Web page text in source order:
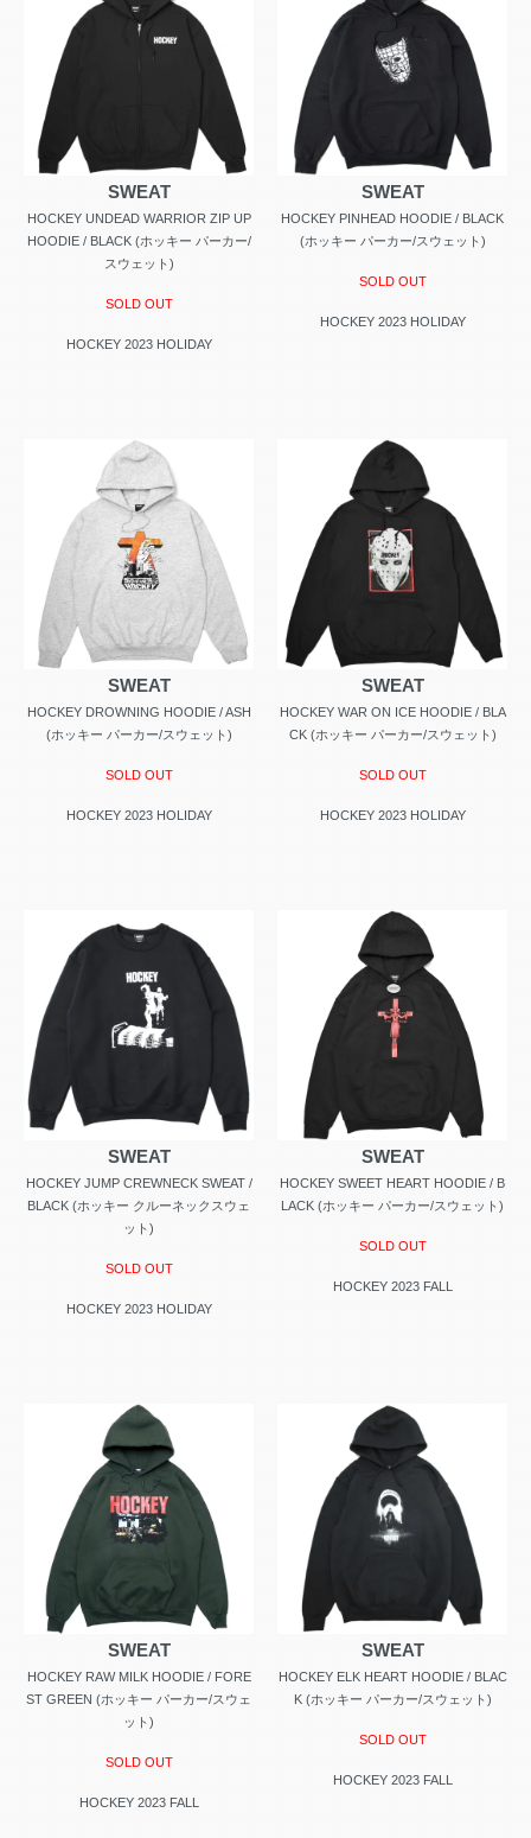
SWEAT
HOCKEY UNDEAD WARRIOR ZIP UP
HOODIE / BLACK (ホッキー パーカー/
スウェット)
SOLD OUT
HOCKEY 2023 HOLIDAY
SWEAT
HOCKEY PINHEAD HOODIE / BLACK
(ホッキー パーカー/スウェット)
SOLD OUT
HOCKEY 2023 HOLIDAY
SWEAT
HOCKEY DROWNING HOODIE / ASH
(ホッキー パーカー/スウェット)
SOLD OUT
HOCKEY 2023 HOLIDAY
SWEAT
HOCKEY WAR ON ICE HOODIE / BLA
CK (ホッキー パーカー/スウェット)
SOLD OUT
HOCKEY 2023 HOLIDAY
SWEAT
HOCKEY JUMP CREWNECK SWEAT /
BLACK (ホッキー クルーネックスウェ
ット)
SOLD OUT
HOCKEY 2023 HOLIDAY
SWEAT
HOCKEY SWEET HEART HOODIE / B
LACK (ホッキー パーカー/スウェット)
SOLD OUT
HOCKEY 2023 FALL
SWEAT
HOCKEY RAW MILK HOODIE / FORE
ST GREEN (ホッキー パーカー/スウェ
ット)
SOLD OUT
HOCKEY 2023 FALL
SWEAT
HOCKEY ELK HEART HOODIE / BLAC
K (ホッキー パーカー/スウェット)
SOLD OUT
HOCKEY 2023 FALL